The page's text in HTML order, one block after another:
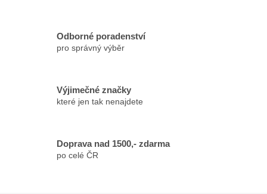
Odborné poradenství
pro správný výběr
Výjimečné značky
které jen tak nenajdete
Doprava nad 1500,- zdarma
po celé ČR